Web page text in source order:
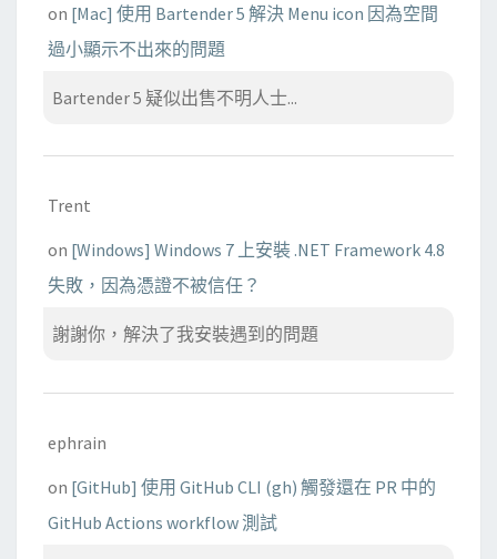
on [Mac] 使用 Bartender 5 解決 Menu icon 因為空間
過小顯示不出來的問題
Bartender 5 疑似出售不明人士...
Trent
on [Windows] Windows 7 上安裝 .NET Framework 4.8
失敗，因為憑證不被信任？
謝謝你，解決了我安裝遇到的問題
ephrain
on [GitHub] 使用 GitHub CLI (gh) 觸發還在 PR 中的
GitHub Actions workflow 測試